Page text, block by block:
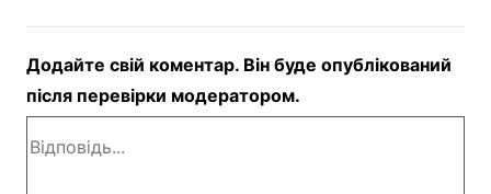
Додайте свій коментар. Він буде опублікований
після перевірки модератором.